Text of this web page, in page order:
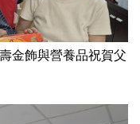
金飾與營養品祝賀父